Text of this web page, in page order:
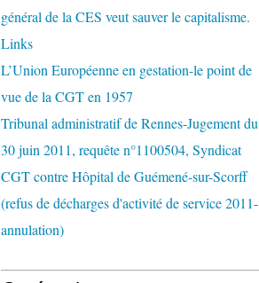
général de la CES veut sauver le capitalisme.
Links
L’Union Européenne en gestation-le point de
vue de la CGT en 1957
Tribunal administratif de Rennes-Jugement du
30 juin 2011, requête n°1100504, Syndicat
CGT contre Hôpital de Guémené-sur-Scorff
(refus de décharges d'activité de service 2011-
annulation)